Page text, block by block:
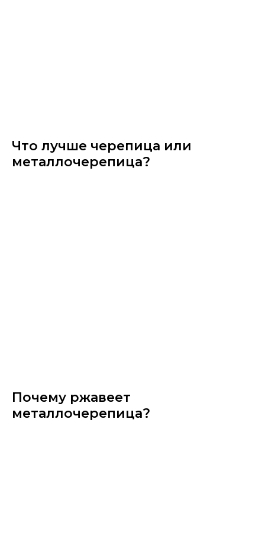
Что лучше черепица или
металлочерепица?
Почему ржавеет
металлочерепица?